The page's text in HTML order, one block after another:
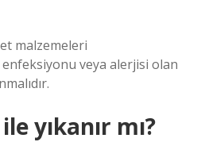
malzemeleri
enfeksiyonu veya alerjisi olan
yıkanır mı?